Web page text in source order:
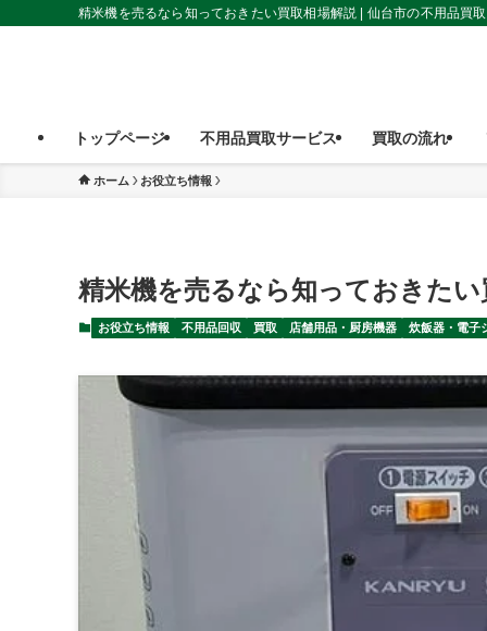
精米機を売るなら知っておきたい買取相場解説 | 仙台市の不用品買
トップページ 不用品買取サービス 買取の流れ
ホーム お役立ち情報
精米機を売るなら知っておきたい
お役立ち情報 不用品回収 買取 店舗用品・厨房機器 炊飯器・電子